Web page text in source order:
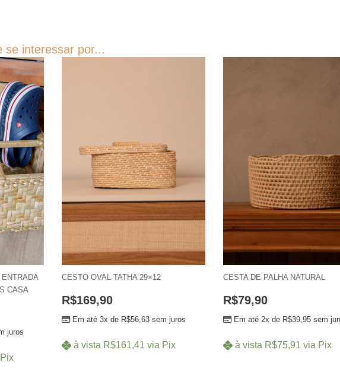
se interessar por...
CASA
juros
CESTO OVAL TATHA 29×12
R$169,90
Em até 3x de R$56,63sem juros
à vista R$161,41 via Pix
CESTA DE PALHA NATURAL
R$79,90
Em até 2x de R$39,95 sem
à vista R$75,91 via Pix